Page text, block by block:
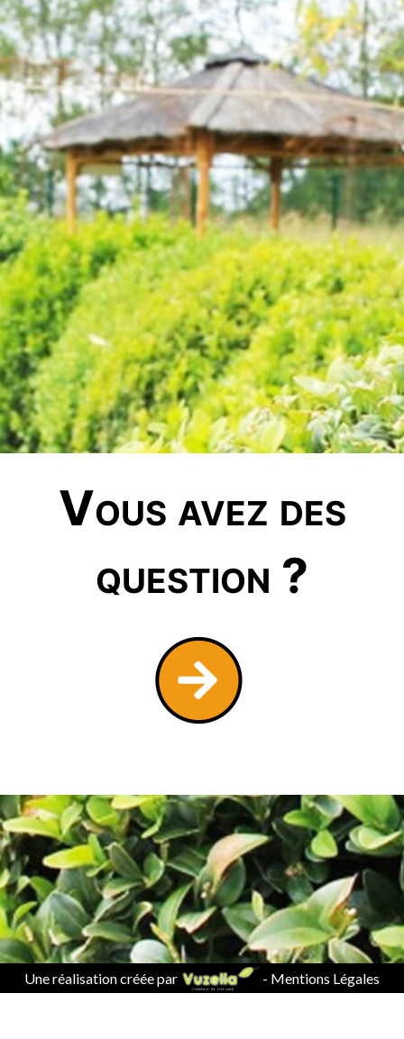
Vous avez des
question ?
Une réalisation créée par - Mentions Légales